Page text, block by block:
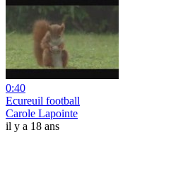
0:40
Ecureuil football
Carole Lapointe
il y a 18 ans